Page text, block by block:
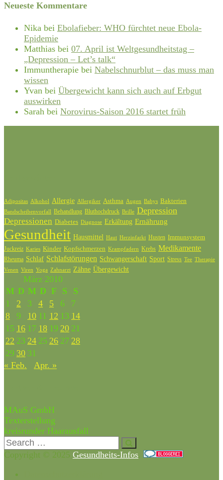
Neueste Kommentare
Nika bei Ebolafieber: WHO fürchtet neue Ebola-
Epidemie
Matthias bei 07. April ist Weltgesundheitstag –
„Depression – Let’s talk“
Immuntherapie bei Nabelschnurblut – das muss man
wissen
Yvan bei Übergewicht kann sich auch auf Erbgut
auswirken
Sarah bei Norovirus-Saison 2016 startet früh
Adipositas Alkohol Allergie Allergiker Asthma Augen Babys Bakterien
Bandscheibenvorfall Behandlung Bluthochdruck Brille Depression
Depressionen Diabetes Diagnose Erkältung Ernährung
Gesundheit Hausmittel Haut Herzinfarkt Husten Immunsystem
Juckreiz Karies Kinder Kopfschmerzen Krampfadern Krebs Medikamente
Rheuma Schlaf Schlafstörungen Schwangerschaft Sport Stress Tee Therapie
Venen Viren Yoga Zahnarzt Zähne Übergewicht
März 2010
M D M D F S
S
1
2 3 4 5 6
7
8
9 10 11 12 13 14
15 16 17 18 19 20 21
22 23 24 25 26 27 28
29 30 31
« Feb.
Apr. »
MAuS GmbH
Texterstellung
kreisrunder Haarausfall
Copyright © 2025 Gesundheits-Infos.